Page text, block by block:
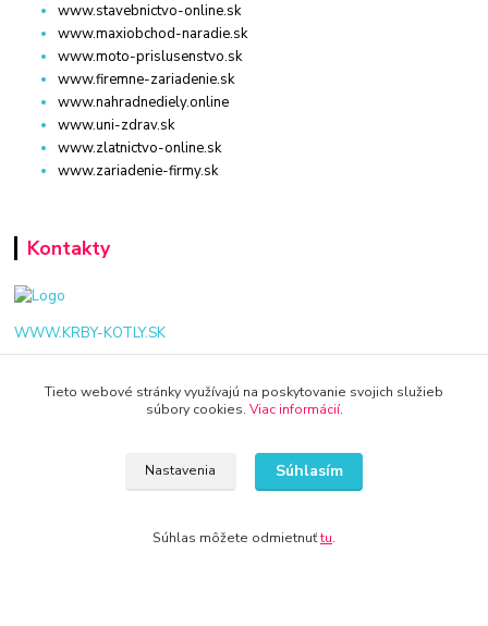
www.stavebnictvo-online.sk
www.maxiobchod-naradie.sk
www.moto-prislusenstvo.sk
www.firemne-zariadenie.sk
www.nahradnediely.online
www.uni-zdrav.sk
www.zlatnictvo-online.sk
www.zariadenie-firmy.sk
Kontakty
WWW.KRBY-KOTLY.SK
Tieto webové stránky využívajú na poskytovanie svojich služieb
súbory cookies. Viac informácií.
Nastavenia Súhlasím
Súhlas môžete odmietnuťtu.